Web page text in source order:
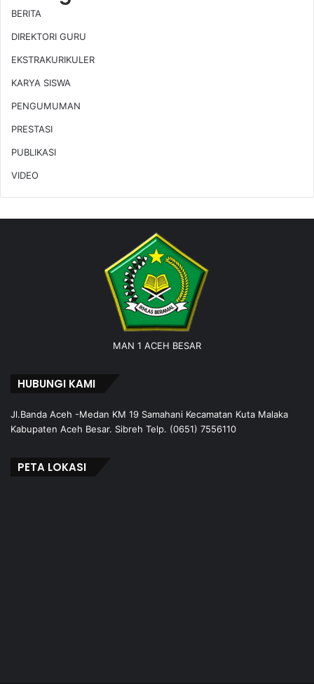
BERITA
DIREKTORI GURU
EKSTRAKURIKULER
KARYA SISWA
PENGUMUMAN
PRESTASI
PUBLIKASI
VIDEO
MAN 1 ACEH BESAR
HUBUNGI KAMI
Jl.Banda Aceh -Medan KM 19 Samahani Kecamatan Kuta Malaka
Kabupaten Aceh Besar. Sibreh Telp. (0651) 7556110
PETA LOKASI